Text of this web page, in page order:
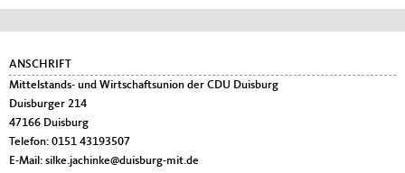
Fußbereich
ANSCHRIFT
Mittelstands- und Wirtschaftsunion der CDU Duisburg
Duisburger 214
47166 Duisburg
Telefon: 0151 43193507
E-Mail: silke.jachinke@duisburg-mit.de